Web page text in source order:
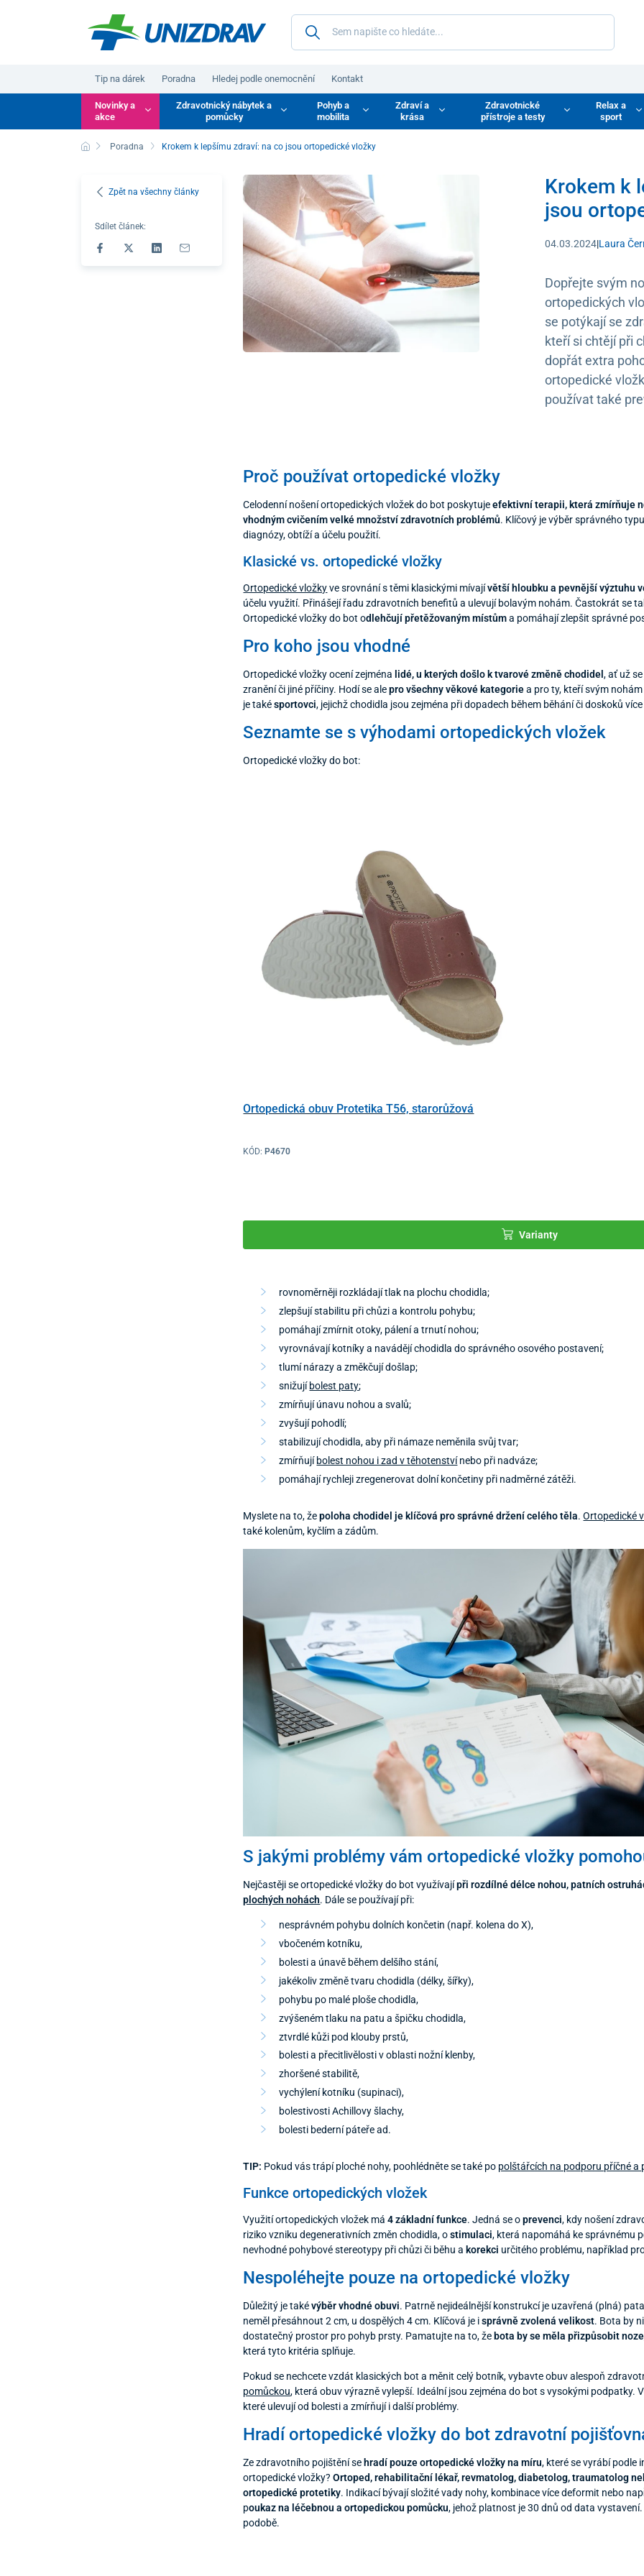
Tip na dárek Poradna Hledej podle onemocnění Kontakt
Novinky a
akce
Zdravotnický nábytek a
pomůcky
Pohyb a
mobilita
Zdraví a
krása
Zdravotnické
přístroje a testy
Relax a
sport
Poradna Krokem k lepšímu zdraví: na co jsou ortopedické vložky
Zpět na všechny články
Sdílet článek:
Krokem k
jsou
04.03.2024|Laura
Dopřejte svým
ortopedických
se potýkají se
kteří si chtějí při
dopřát extra
ortopedické
používat také
Proč používat ortopedické vložky
Celodenní nošení ortopedických vložek do bot poskytujeefektivní terapii, která zmírňuje
vhodným cvičením velké množství zdravotních problémů. Klíčový je výběr správného
diagnózy, obtíží a účelu použití.
Klasické vs. ortopedické vložky
Ortopedické vložkyve srovnání s těmi klasickými mívajívětší hloubku a pevnější výztuhu
účelu využití. Přinášejí řadu zdravotních benefitů a ulevují bolavým nohám. Častokrát se
Ortopedické vložky do bot odlehčují přetěžovaným místůma pomáhají zlepšit správné
Pro koho jsou vhodné
Ortopedické vložky ocení zejména lidé, u kterých došlo k tvarové změně chodidel, ať už
zranění či jiné příčiny. Hodí se alepro všechny věkové kategoriea pro ty, kteří svým
je takésportovci, jejichž chodidla jsou zejména při dopadech během běhání či doskoků
Seznamte se s výhodami ortopedických vložek
Ortopedické vložky do bot:
Ortopedická obuv Protetika T56, starorůžová
KÓD: P4670
Varianty
rovnoměrněji rozkládají tlak na plochu chodidla;
zlepšují stabilitu při chůzi a kontrolu pohybu;
pomáhají zmírnit otoky, pálení a trnutí nohou;
vyrovnávají kotníky a navádějí chodidla do správného osového postavení;
tlumí nárazy a změkčují došlap;
snižují bolest paty;
zmírňují únavu nohou a svalů;
zvyšují pohodlí;
stabilizují chodidla, aby při námaze neměnila svůj tvar;
zmírňují bolest nohou i zad v těhotenstvínebo při nadváze;
pomáhají rychleji zregenerovat dolní končetiny při nadměrné zátěži.
Myslete na to, žepoloha chodidel je klíčová pro správné držení celého těla.Ortopedické
také kolenům, kyčlím a zádům.
S jakými problémy vám ortopedické vložky
Nejčastěji se ortopedické vložky do bot využívajípři rozdílné délce nohou, patních
plochých nohách. Dále se používají při:
nesprávném pohybu dolních končetin (např. kolena do X),
vbočeném kotníku,
bolesti a únavě během delšího stání,
jakékoliv změně tvaru chodidla (délky, šířky),
pohybu po malé ploše chodidla,
zvýšeném tlaku na patu a špičku chodidla,
ztvrdlé kůži pod klouby prstů,
bolesti a přecitlivělosti v oblasti nožní klenby,
zhoršené stabilitě,
vychýlení kotníku (supinaci),
bolestivosti Achillovy šlachy,
bolesti bederní páteře ad.
TIP: Pokud vás trápí ploché nohy, poohlédněte se také po polštářcích na podporu příčné a
Funkce ortopedických vložek
Využití ortopedických vložek má4 základní funkce. Jedná se oprevenci, kdy nošení
riziko vzniku degenerativních změn chodidla, ostimulaci, která napomáhá ke správnému
nevhodné pohybové stereotypy při chůzi či běhu a korekci určitého problému, například
Nespoléhejte pouze na ortopedické vložky
Důležitý je takévýběr vhodné obuvi. Patrně nejideálnější konstrukcí je uzavřená (plná)
neměl přesáhnout 2 cm, u dospělých 4 cm. Klíčová je isprávně zvolená velikost. Bota by
dostatečný prostor pro pohyb prsty. Pamatujte na to, že bota by se měla přizpůsobit
která tyto kritéria splňuje.
Pokud se nechcete vzdát klasických bot a měnit celý botník, vybavte obuv alespoň
pomůckou, která obuv výrazně vylepší. Ideální jsou zejména do bot s vysokými podpatky.
které ulevují od bolesti a zmírňují i další problémy.
Hradí ortopedické vložky do bot zdravotní
Ze zdravotního pojištění se hradí pouze ortopedické vložky na míru, které se vyrábí podle
ortopedické vložky?Ortoped, rehabilitační lékař, revmatolog, diabetolog, traumatolog
ortopedické protetiky. Indikací bývají složité vady nohy, kombinace více deformit nebo
poukaz na léčebnou a ortopedickou pomůcku, jehož platnost je 30 dnů od data
podobě.